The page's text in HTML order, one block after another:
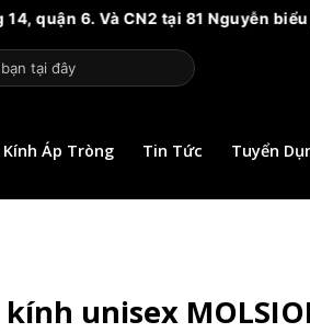
Và CN2 tại 81 Nguyễn biểu
Kính Áp Tròng Tin Tức Tuyển
unisex